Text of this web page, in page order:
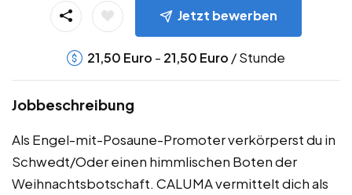
Jetzt bewerben
21,50 Euro - 21,50 Euro / Stunde
Jobbeschreibung
Als Engel-mit-Posaune-Promoter verkörperst du in
Schwedt/Oder einen himmlischen Boten der
Weihnachtsbotschaft. CALUMA vermittelt dich als